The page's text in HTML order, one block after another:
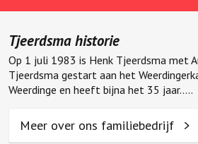
Tjeerdsma gestart aan het
Weerdinge en heeft bijna het 35 jaar.....
Meer over ons familiebedrijf
Direct naar…